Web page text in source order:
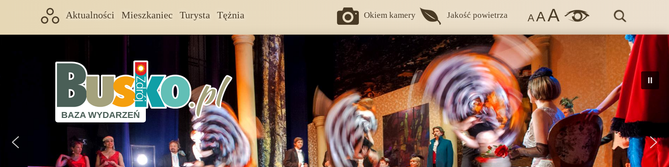
Aktualności Mieszkaniec Turysta Tężnia Okiem kamery Jakość powietrza AAA
BAZA WYDARZEŃ